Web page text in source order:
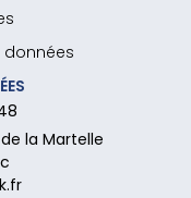
données
la Martelle